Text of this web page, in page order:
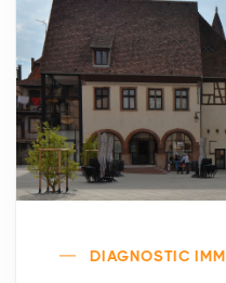
DIAGNOSTIC